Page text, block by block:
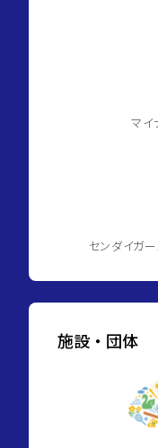
マイ
センダイガ
施設・団体